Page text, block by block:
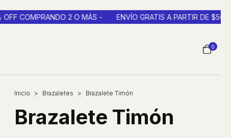
2 O MÁS - ENVÍO GRATIS A PARTIR DE $50.000 EN
0
Inicio > Brazaletes > Brazalete Timón
Brazalete Timón